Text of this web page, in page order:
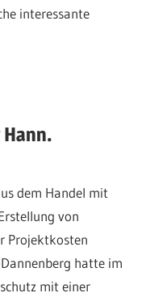
interessante
dem Handel mit
von
Projektkosten
hatte im
mit einer